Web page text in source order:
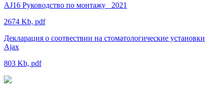
AJ16 Руководство по монтажу _2021
2674 Kb, pdf
Декларация о соотвествии на стоматологические установки
Ajax
803 Kb, pdf